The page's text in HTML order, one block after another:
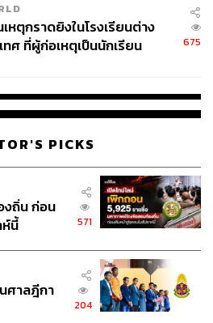
หตุกราดยิงในโรงเรียนต่าง
ทศ ที่ผู้ก่อเหตุเป็นนักเรียน
675
PICKS
งถิ่น ก่อน
นี้
571
ศาลฎีกา
204